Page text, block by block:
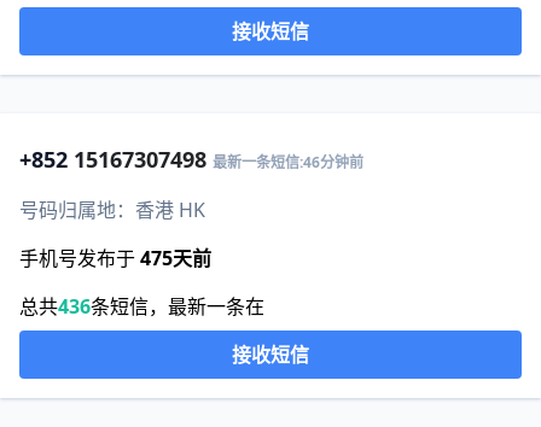
接收短信
+852 15167307498 最新一条短信:46分钟前
号码归属地：香港 HK
手机号发布于475天前
总共436条短信，最新一条在
接收短信